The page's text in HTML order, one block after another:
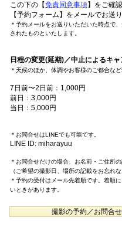
この下の【免責同意事項】 をご確
【予約フォーム】 をメールでお送
＊予約メールをお送りいただいた時点で
されたものといたします。
日程の変更(延期)／中止によるキ
＊天候のほか、体調やお客様のご都合など
7日前〜2日前：1,000円
前日：3,000円
当日：5,000円
＊お問合せはLINEでも可能です。
LINE ID: miharayuu
＊お問合せだけの場合、お名前・ご住所の
（ご希望の撮影日、場所の記載をお忘れな
＊予約の受付はメール先着順です。着順
いときがあります。
撮影の予約／お問合せ